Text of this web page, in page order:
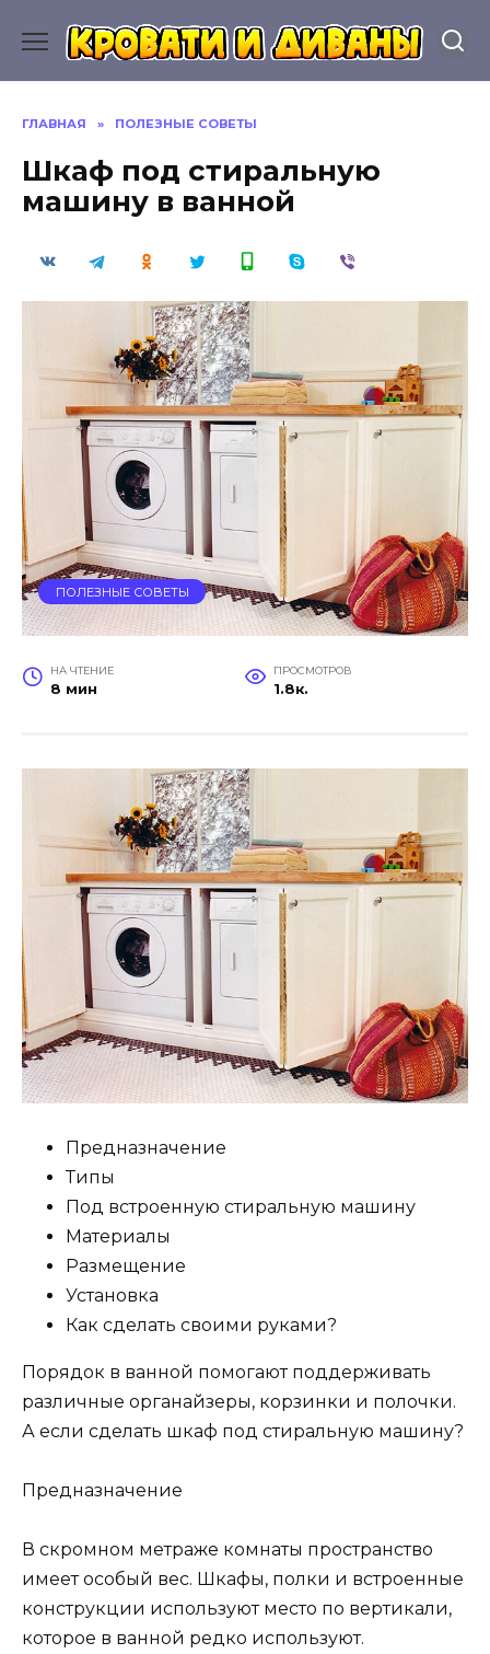
содержанию
ГЛАВНАЯ » ПОЛЕЗНЫЕ СОВЕТЫ
Шкаф под стиральную
машину в ванной
ПОЛЕЗНЫЕ СОВЕТЫ
НА ЧТЕНИЕ
8 мин
ПРОСМОТРОВ
1.8к.
Предназначение
Типы
Под встроенную стиральную машину
Материалы
Размещение
Установка
Как сделать своими руками?
Порядок в ванной помогают поддерживать
различные органайзеры, корзинки и полочки.
А если сделать шкаф под стиральную машину?
Предназначение
В скромном метраже комнаты пространство
имеет особый вес. Шкафы, полки и встроенные
конструкции используют место по вертикали,
которое в ванной редко используют.